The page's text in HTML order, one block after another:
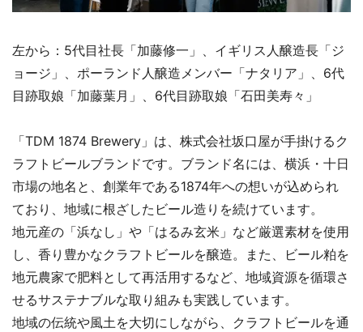
左から：5代目社長「加藤修一」、イギリス人醸造長「ジ
ョージ」、ポーランド人醸造メンバー「ナタリア」、6代
目跡取娘「加藤葉月」、6代目跡取娘「石田美寿々」
「TDM 1874 Brewery」は、株式会社坂口屋が手掛けるク
ラフトビールブランドです。ブランド名には、横浜・十日
市場の地名と、創業年である1874年への想いが込められ
ており、地域に根ざしたビール造りを続けています。
地元産の「浜なし」や「はるみ玄米」など厳選素材を使用
し、香り豊かなクラフトビールを醸造。また、ビール粕を
地元農家で肥料として再活用するなど、地域資源を循環さ
せるサステナブルな取り組みも実践しています。
地域の伝統や風土を大切にしながら、クラフトビールを通